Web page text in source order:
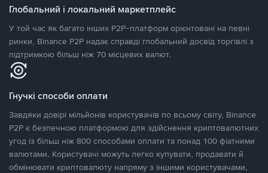
Глобальний і локальний маркетплейс
У той час як багато інших P2P-платформ орієнтовані на певні
ринки, Binance P2P надає справді глобальний досвід торгівлі з
підтримкою більш ніж 70 місцевих валют.
Гнучкі способи оплати
Завдяки довірі мільйонів користувачів по всьому світу, Binance
P2P є безпечною платформою для здійснення криптовалютних
угод із більш ніж 800 способами оплати та понад 100 фіатними
валютами. Користувачі можуть легко купувати, продавати й
обмінювати криптовалюту напряму з іншими користувачами,